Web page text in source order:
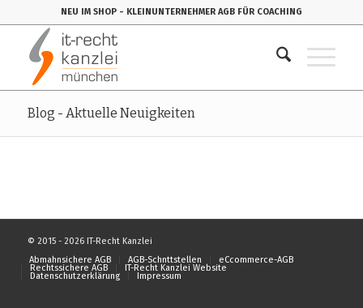
NEU IM SHOP - KLEINUNTERNEHMER AGB FÜR COACHING
Blog - Aktuelle Neuigkeiten
© 2015 - 2026 IT-Recht Kanzlei
Abmahnsichere AGB
AGB-Schnttstellen eCcommerce-AGB
Rechtssichere AGB IT-Recht Kanzlei Website
Datenschutzerklärung Impressum